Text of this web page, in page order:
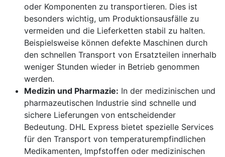
oder Komponenten zu transportieren. Dies ist
besonders wichtig, um Produktionsausfälle zu
vermeiden und die Lieferketten stabil zu halten.
Beispielsweise können defekte Maschinen durch
den schnellen Transport von Ersatzteilen innerhalb
weniger Stunden wieder in Betrieb genommen
werden.
Medizin und Pharmazie: In der medizinischen und
pharmazeutischen Industrie sind schnelle und
sichere Lieferungen von entscheidender
Bedeutung. DHL Express bietet spezielle Services
für den Transport von temperaturempfindlichen
Medikamenten, Impfstoffen oder medizinischen